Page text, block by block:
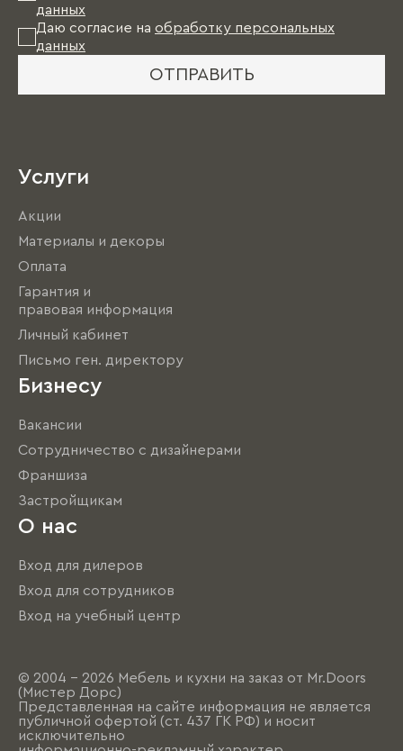
данных
Даю согласие на обработку персональных
данных
ОТПРАВИТЬ
Услуги
Акции
Материалы и декоры
Оплата
Гарантия и
правовая информация
Личный кабинет
Письмо ген. директору
Бизнесу
Вакансии
Сотрудничество с дизайнерами
Франшиза
Застройщикам
О нас
Вход для дилеров
Вход для сотрудников
Вход на учебный центр
© 2004 - 2026 Мебель и кухни на заказ от Mr.Doors
(Мистер Дорс)
Представленная на сайте информация не является
публичной офертой (ст. 437 ГК РФ) и носит
исключительно